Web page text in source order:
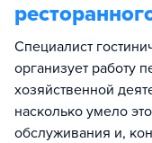
Специалист
организует работу
хозяйственной
насколько умело
обслуживания и,